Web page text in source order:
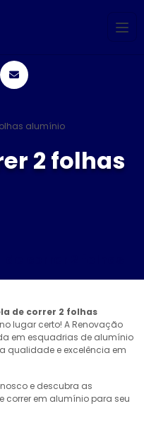
alumínio
2 folhas
de correr 2 folhas
lugar certo! A Renovação
em esquadrias de alumínio
qualidade e excelência em
e descubra as
correr em alumínio para seu